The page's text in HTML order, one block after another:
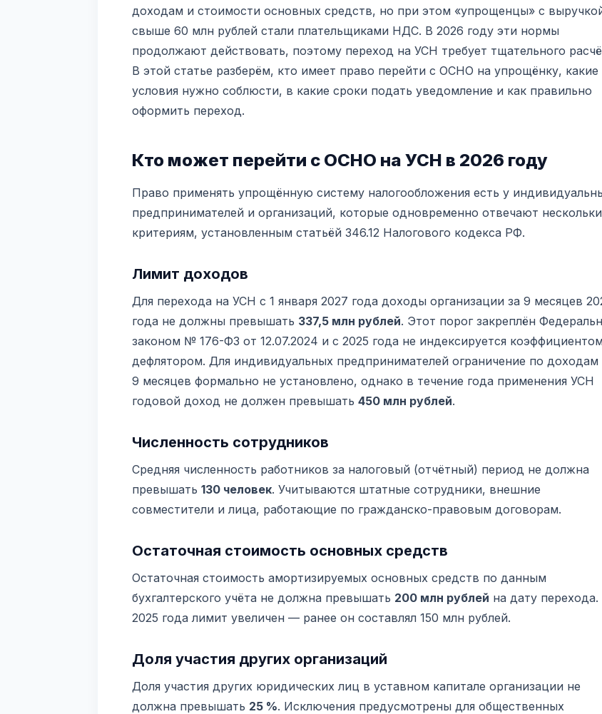
доходам и стоимости основных средств, но при этом «упрощенцы» с
свыше 60 млн рублей стали плательщиками НДС. В 2026 году эти нормы
продолжают действовать, поэтому переход на УСН требует тщательного
В этой статье разберём, кто имеет право перейти с ОСНО на упрощёнку, какие
условия нужно соблюсти, в какие сроки подать уведомление и как правильно
оформить переход.
Кто может перейти с ОСНО на УСН в 2026 году
Право применять упрощённую систему налогообложения есть у
предпринимателей и организаций, которые одновременно отвечают
критериям, установленным статьёй 346.12 Налогового кодекса РФ.
Лимит доходов
Для перехода на УСН с 1 января 2027 года доходы организации за 9 месяцев
года не должны превышать 337,5 млн рублей. Этот порог закреплён
законом № 176-ФЗ от 12.07.2024 и с 2025 года не индексируется
дефлятором. Для индивидуальных предпринимателей ограничение по доходам
9 месяцев формально не установлено, однако в течение года применения УСН
годовой доход не должен превышать 450 млн рублей.
Численность сотрудников
Средняя численность работников за налоговый (отчётный) период не должна
превышать 130 человек. Учитываются штатные сотрудники, внешние
совместители и лица, работающие по гражданско-правовым договорам.
Остаточная стоимость основных средств
Остаточная стоимость амортизируемых основных средств по данным
бухгалтерского учёта не должна превышать 200 млн рублей на дату перехода.
2025 года лимит увеличен — ранее он составлял 150 млн рублей.
Доля участия других организаций
Доля участия других юридических лиц в уставном капитале организации не
должна превышать 25 %. Исключения предусмотрены для общественных